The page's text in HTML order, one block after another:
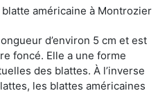
américaine à Montrozier
d’environ 5 cm et est
foncé. Elle a une forme
des blattes. À l’inverse
les blattes américaines